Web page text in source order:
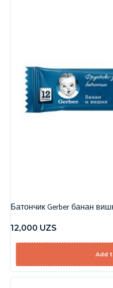
Батончик Gerber банан
12,000 UZS
Add